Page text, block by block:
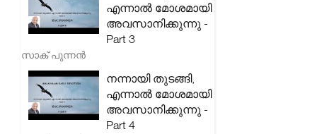
എന്നാൽ മോശമായി
അവസാനിക്കുന്നു -
Part 3
സാക് പുന്നൻ
നന്നായി തുടങ്ങി,
എന്നാൽ മോശമായി
അവസാനിക്കുന്നു -
Part 4